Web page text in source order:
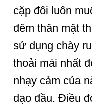
cặp đôi luôn
đêm thân mật
sử dụng chày
thoải mái nhất
nhạy cảm của
dạo đầu. Điều